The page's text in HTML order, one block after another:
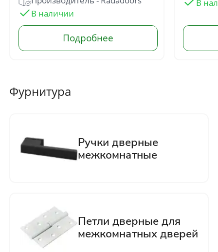
Фурнитура
Отправить